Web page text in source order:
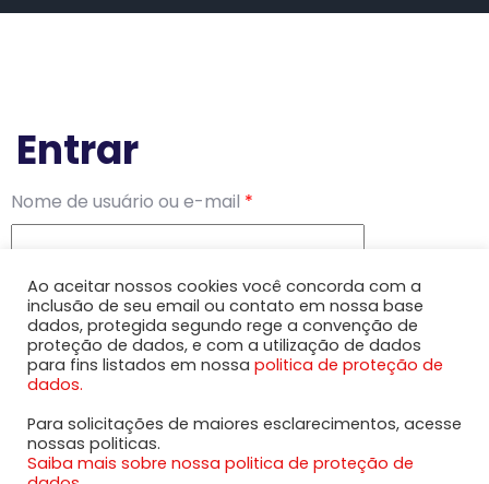
Entrar
Nome de usuário ou e-mail *
Senha*
Lembre-me Acessar
Perdeu sua senha?
Ao aceitar nossos cookies você concorda com a
inclusão de seu email ou contato em nossa base
dados, protegida segundo rege a convenção de
proteção de dados, e com a utilização de dados
para fins listados em nossa politica de proteção de
dados.
Para solicitações de maiores esclarecimentos, acesse
nossas politicas.
Saiba mais sobre nossa politica de proteção de